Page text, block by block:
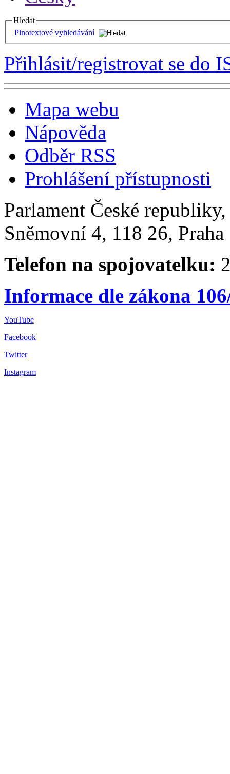
Hledat
Plnotextové vyhledávání
Přihlásit/registrovat se do
Mapa webu
Nápověda
Odběr RSS
Prohlášení přístupnosti
Parlament České
Sněmovní 4, 118 26,
Telefon na spojovatelku:
Informace dle zákona
YouTube
Facebook
Twitter
Instagram